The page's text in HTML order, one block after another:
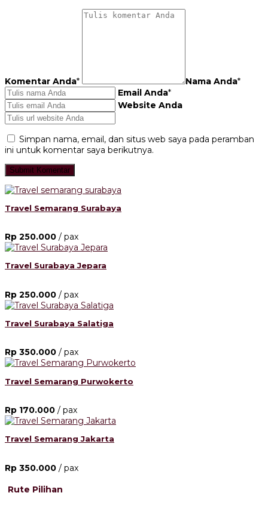
Komentar Anda* Nama Anda*
Email Anda*
Website Anda
Simpan nama, email, dan situs web saya pada peramban
ini untuk komentar saya berikutnya.
Travel Semarang Surabaya
Rp 250.000 / pax
Travel Surabaya Jepara
Rp 250.000 / pax
Travel Surabaya Salatiga
Rp 350.000 / pax
Travel Semarang Purwokerto
Rp 170.000 / pax
Travel Semarang Jakarta
Rp 350.000 / pax
Rute Pilihan